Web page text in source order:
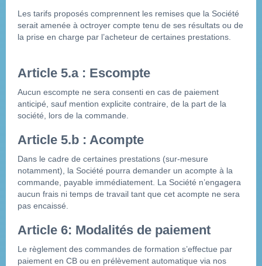
Les tarifs proposés comprennent les remises que la Société
serait amenée à octroyer compte tenu de ses résultats ou de
la prise en charge par l’acheteur de certaines prestations.
Article 5.a : Escompte
Aucun escompte ne sera consenti en cas de paiement
anticipé, sauf mention explicite contraire, de la part de la
société, lors de la commande.
Article 5.b : Acompte
Dans le cadre de certaines prestations (sur-mesure
notamment), la Société pourra demander un acompte à la
commande, payable immédiatement. La Société n’engagera
aucun frais ni temps de travail tant que cet acompte ne sera
pas encaissé.
Article 6: Modalités de paiement
Le règlement des commandes de formation s’effectue par
paiement en CB ou en prélèvement automatique via nos